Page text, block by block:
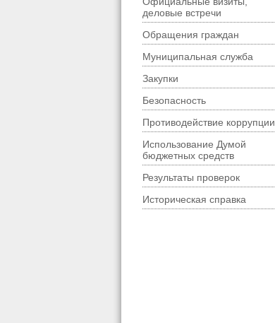
деловые встречи
Обращения граждан
Муниципальная служба
Закупки
Безопасность
Противодействие коррупции
Использование Думой
бюджетных средств
Результаты проверок
Историческая справка